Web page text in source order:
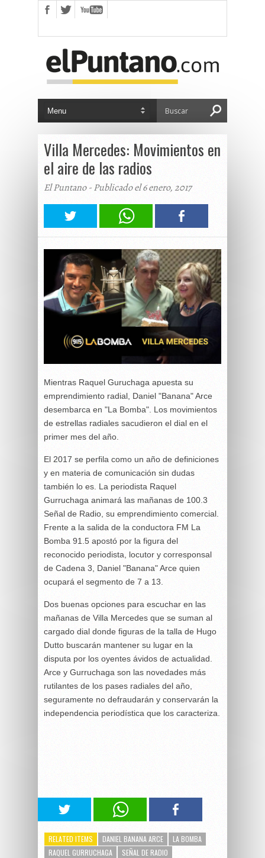
Villa Mercedes: Movimientos en
el aire de las radios
El Puntano - Publicado el 6 enero, 2017
Mientras Raquel Guruchaga apuesta su
emprendimiento radial, Daniel "Banana" Arce
desembarca en "La Bomba". Los movimientos
de estrellas radiales sacudieron el dial en el
primer mes del año.
El 2017 se perfila como un año de definiciones
y en materia de comunicación sin dudas
también lo es. La periodista Raquel
Gurruchaga animará las mañanas de 100.3
Señal de Radio, su emprendimiento comercial.
Frente a la salida de la conductora FM La
Bomba 91.5 apostó por la figura del
reconocido periodista, locutor y corresponsal
de Cadena 3, Daniel "Banana" Arce quien
ocupará el segmento de 7 a 13.
Dos buenas opciones para escuchar en las
mañanas de Villa Mercedes que se suman al
cargado dial donde figuras de la talla de Hugo
Dutto buscarán mantener su lugar en la
disputa por los oyentes ávidos de actualidad.
Arce y Gurruchaga son las novedades más
rutilantes de los pases radiales del año,
seguramente no defraudarán y conservarán la
independencia periodística que los caracteriza.
RELATED ITEMS DANIEL BANANA ARCE
LA BOMBA
RAQUEL GURRUCHAGA
SEÑAL DE RADIO